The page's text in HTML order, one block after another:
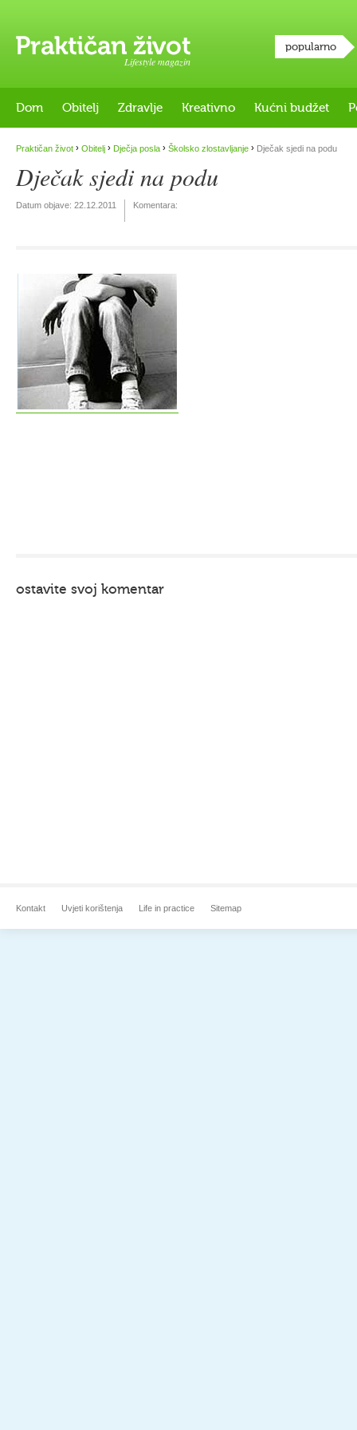
Lifestyle magazin
popularno
Dom Obitelj Zdravlje Kreativno Kućni budžet
Praktičan život › Obitelj › Dječja posla › Školsko zlostavljanje › Dječak sjedi na podu
Dječak sjedi na podu
Datum objave: 22.12.2011 Komentara:
ostavite svoj komentar
Kontakt Uvjeti korištenja Life in practice Sitemap